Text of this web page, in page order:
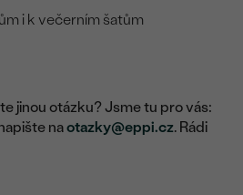
i k večerním šatům
jinou otázku? Jsme tu pro vás:
naotazky@eppi.cz. Rádi